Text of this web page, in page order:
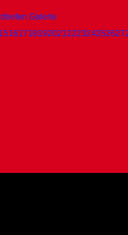
Galerie
15161718192021222324252627